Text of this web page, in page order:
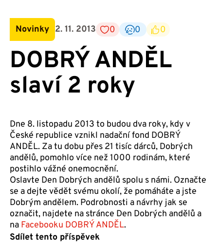
Novinky 2. 11. 2013 0 0 0
DOBRÝ ANDĚL
slaví 2 roky
Dne 8. listopadu 2013 to budou dva roky, kdy v
České republice vznikl nadační fond DOBRÝ
ANDĚL. Za tu dobu přes 21 tisíc dárců, Dobrých
andělů, pomohlo více než 1000 rodinám, které
postihlo vážné onemocnění.
Oslavte Den Dobrých andělů spolu s námi. Označte
se a dejte vědět svému okolí, že pomáháte a jste
Dobrým andělem. Podrobnosti a návrhy jak se
označit, najdete na stránce Den Dobrých andělů a
na Facebooku DOBRÝ ANDĚL.
Sdílet tento příspěvek